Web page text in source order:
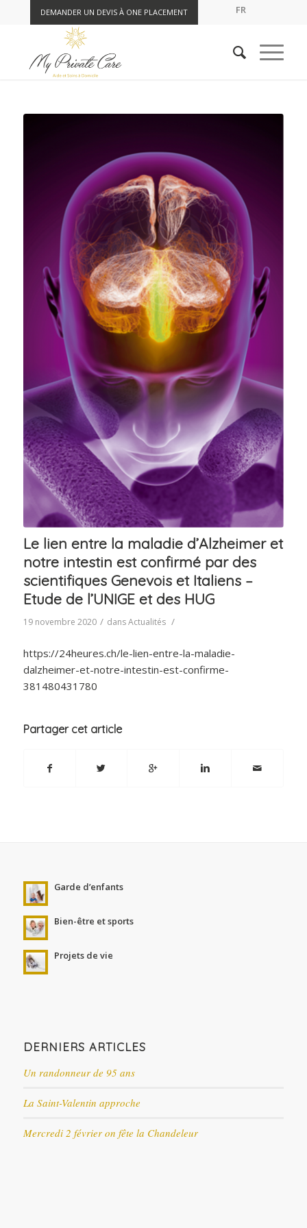
DEMANDER UN DEVIS À ONE PLACEMENT FR
Le lien entre la maladie d’Alzheimer et
notre intestin est confirmé par des
scientifiques Genevois et Italiens –
Etude de l’UNIGE et des HUG
19 novembre 2020 / dansActualités /
https://24heures.ch/le-lien-entre-la-maladie-
dalzheimer-et-notre-intestin-est-confirme-
381480431780
Partager cet article
Garde d’enfants
Bien-être et sports
Projets de vie
DERNIERS ARTICLES
Un randonneur de 95 ans
La Saint-Valentin approche
Mercredi 2 février on fête la Chandeleur